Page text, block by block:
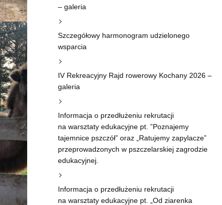
– galeria
Szczegółowy harmonogram udzielonego
wsparcia
IV Rekreacyjny Rajd rowerowy Kochany 2026 –
galeria
Informacja o przedłużeniu rekrutacji
na warsztaty edukacyjne pt. ”Poznajemy
tajemnice pszczół” oraz „Ratujemy zapylacze”
przeprowadzonych w pszczelarskiej zagrodzie
edukacyjnej.
Informacja o przedłużeniu rekrutacji
na warsztaty edukacyjne pt. „Od ziarenka